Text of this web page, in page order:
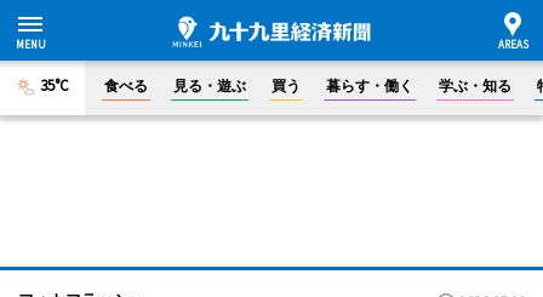
35°C 食べる 見る・遊ぶ 買う 暮らす・働く 学ぶ・知る